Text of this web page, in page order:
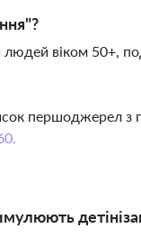
віком 50+,
першоджерел з